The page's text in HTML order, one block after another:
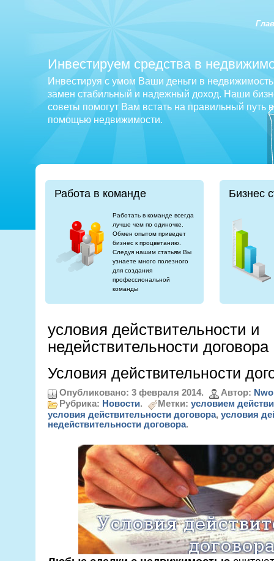
Инвестируем средства в
Инвестируя с умом Ваши деньги в
замен стабильный и надежный доход. Наши
советы помогут Вам встать на правильный путь
помощью недвижимости.
Работа в команде
Работать в команде всегда
лучше чем по одиночке.
Обмен опытом приведет
бизнес к процветанию.
Следуя нашим статьям Вы
узнаете много полезного
для создания
профессиональной
команды
Бизнес
условия действительности и
недействительности договора
Условия действительности
Опубликовано: 3 февраля 2014. Автор:
Рубрика: Новости. Метки: условием
условия действительности договора, условия
недействительности договора.